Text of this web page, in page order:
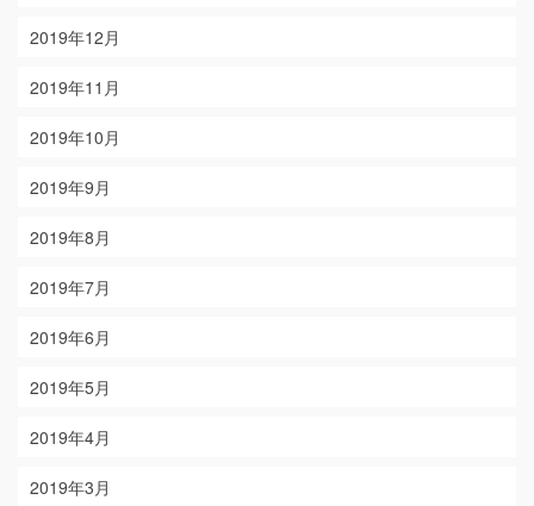
2019年12月
2019年11月
2019年10月
2019年9月
2019年8月
2019年7月
2019年6月
2019年5月
2019年4月
2019年3月